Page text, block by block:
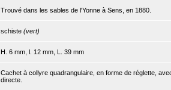
Trouvé dans les sables de l'Yonne à Sens, en 1880.
schiste (vert)
H. 6 mm, l. 12 mm, L. 39 mm
Cachet à collyre quadrangulaire, en forme de réglette,
directe.